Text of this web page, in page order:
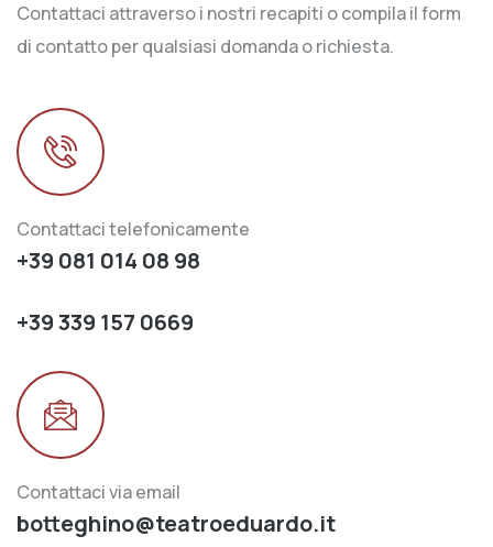
Contattaci attraverso i nostri recapiti o compila il form
di contatto per qualsiasi domanda o richiesta.
Contattaci telefonicamente
+39 081 014 08 98
+39 339 157 0669
Contattaci via email
botteghino@teatroeduardo.it